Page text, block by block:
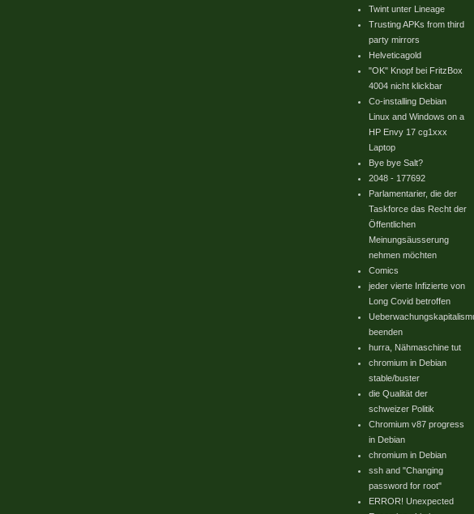
Twint unter Lineage
Trusting APKs from third
party mirrors
Helveticagold
"OK" Knopf bei FritzBox
4004 nicht klickbar
Co-installing Debian
Linux and Windows on a
HP Envy 17 cg1xxx
Laptop
Bye bye Salt?
2048 - 177692
Parlamentarier, die der
Taskforce das Recht der
Öffentlichen
Meinungsäusserung
nehmen möchten
Comics
jeder vierte Infizierte von
Long Covid betroffen
beenden
hurra, Nähmaschine tut
chromium in Debian
stable/buster
die Qualität der
schweizer Politik
Chromium v87 progress
in Debian
chromium in Debian
ssh and "Changing
password for root"
ERROR! Unexpected